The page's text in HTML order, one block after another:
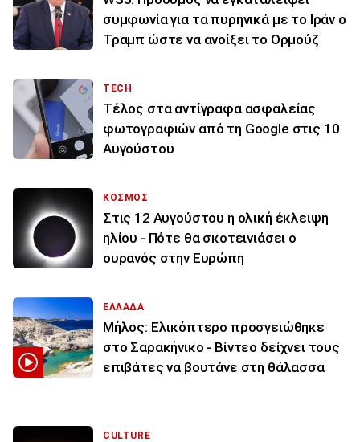
συμφωνία για τα πυρηνικά με το Ιράν ο
Τραμπ ώστε να ανοίξει το Ορμούζ
TECH
Τέλος στα αντίγραφα ασφαλείας
φωτογραφιών από τη Google στις 10
Αυγούστου
ΚΟΣΜΟΣ
Στις 12 Αυγούστου η ολική έκλειψη
ηλίου - Πότε θα σκοτεινιάσει ο
ουρανός στην Ευρώπη
ΕΛΛΑΔΑ
Μήλος: Ελικόπτερο προσγειώθηκε
στο Σαρακήνικο - Βίντεο δείχνει τους
επιβάτες να βουτάνε στη θάλασσα
CULTURE